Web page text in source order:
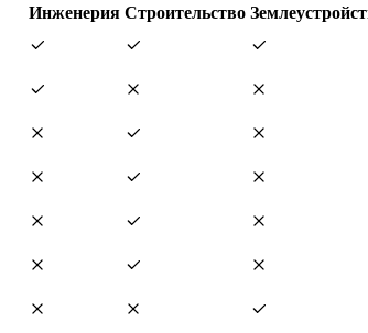
Инженерия Строительство